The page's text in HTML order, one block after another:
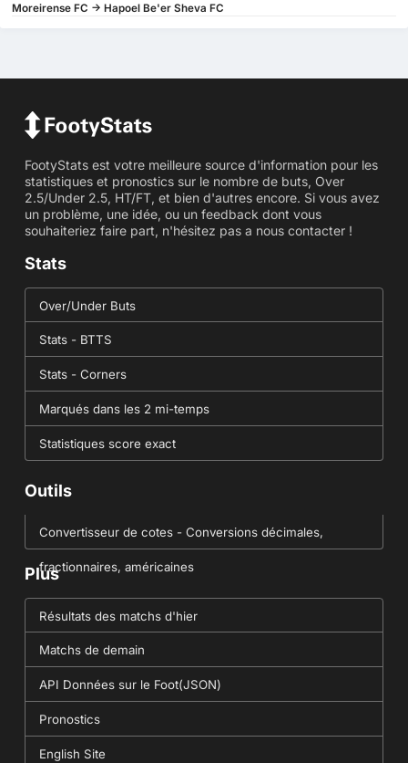
Moreirense FC -> Hapoel Be'er Sheva FC
FootyStats est votre meilleure source d'information pour les
statistiques et pronostics sur le nombre de buts, Over
2.5/Under 2.5, HT/FT, et bien d'autres encore. Si vous avez
un problème, une idée, ou un feedback dont vous
souhaiteriez faire part, n'hésitez pas a nous contacter !
Stats
Over/Under Buts
Stats - BTTS
Stats - Corners
Marqués dans les 2 mi-temps
Statistiques score exact
Outils
Convertisseur de cotes - Conversions décimales,
fractionnaires, américaines
Plus
Résultats des matchs d'hier
Matchs de demain
API Données sur le Foot(JSON)
Pronostics
English Site